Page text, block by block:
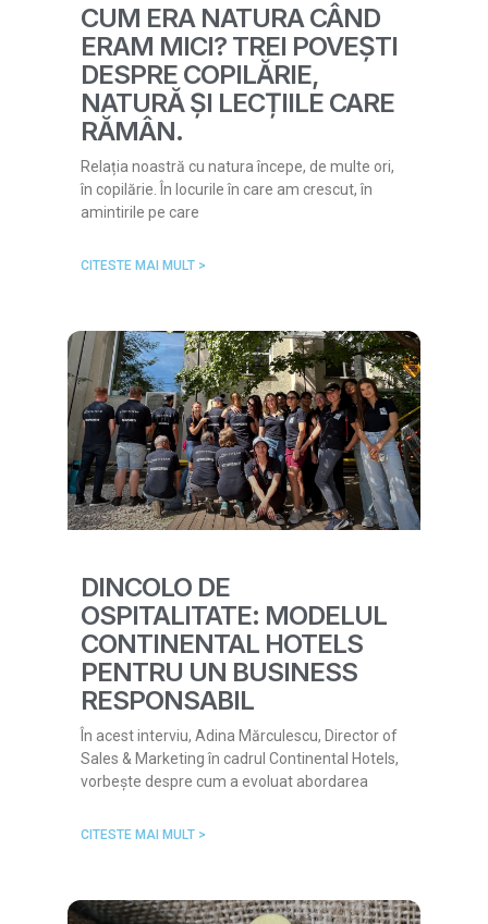
CUM ERA NATURA CÂND
ERAM MICI? TREI POVEȘTI
DESPRE COPILĂRIE,
NATURĂ ȘI LECȚIILE CARE
RĂMÂN.
Relația noastră cu natura începe, de multe ori,
în copilărie. În locurile în care am crescut, în
amintirile pe care
CITESTE MAI MULT >
DINCOLO DE
OSPITALITATE: MODELUL
CONTINENTAL HOTELS
PENTRU UN BUSINESS
RESPONSABIL
În acest interviu, Adina Mărculescu, Director of
Sales & Marketing în cadrul Continental Hotels,
vorbește despre cum a evoluat abordarea
CITESTE MAI MULT >